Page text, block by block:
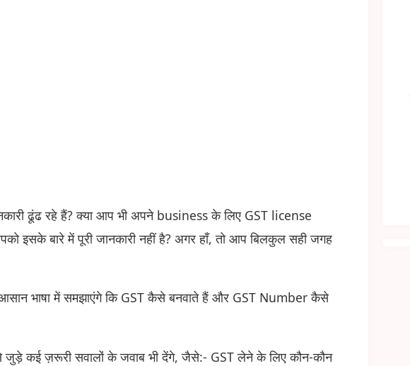
ढूंढ रहे हैं? क्या आप भी अपने business के लिए GST license
इसके बारे में पूरी जानकारी नहीं है? अगर हाँ, तो आप बिलकुल सही जगह
भाषा में समझाएंगे कि GST कैसे बनवाते हैं और GST Number कैसे
जुड़े कई ज़रूरी सवालों के जवाब भी देंगे, जैसे:- GST लेने के लिए कौन-कौन